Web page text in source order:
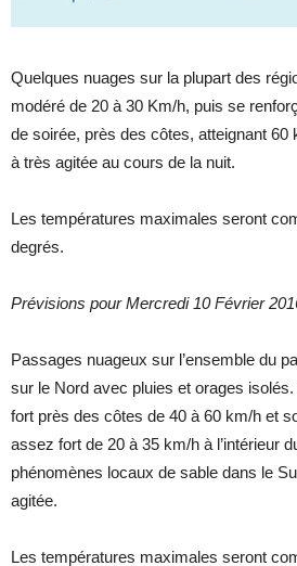
Quelques nuages sur la plupart des
modéré de 20 à 30 Km/h, puis se
de soirée, près des côtes, atteignant 60
à très agitée au cours de la nuit.
Les températures maximales seront
degrés.
Prévisions pour Mercredi 10 Février
Passages nuageux sur l’ensemble du
sur le Nord avec pluies et orages
fort près des côtes de 40 à 60 km/h et
assez fort de 20 à 35 km/h à l’intérieur
phénomènes locaux de sable dans le
agitée.
Les températures maximales seront